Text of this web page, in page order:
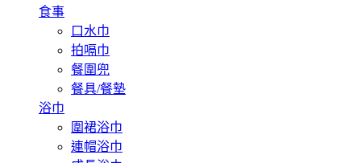
食事
口水巾
拍嗝巾
餐圍兜
餐具/餐墊
浴巾
圍裙浴巾
連帽浴巾